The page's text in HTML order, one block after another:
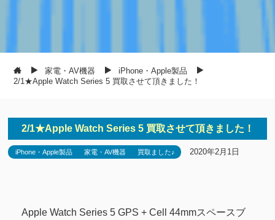
家電・AV機器
iPhone・Apple製品
2/1★Apple Watch Series 5 買取させて頂きました！
2/1★Apple Watch Series 5 買取させて頂きました！
iPhone・Apple製品 家電・AV機器 買取ました♪ 2020年2月1日
Apple Watch Series 5 GPS + Cell 44mmスペースブ